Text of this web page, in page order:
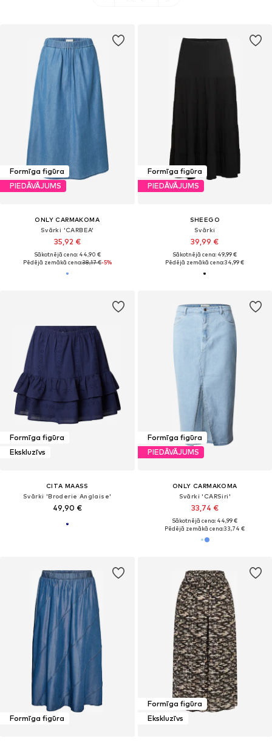
Formīga figūra
PIEDĀVĀJUMS
ONLY CARMAKOMA
Svārki 'CARBEA'
35,92 €
Sākotnējā cena: 44,90 €
Pēdējā zemākā cena:38,17 €-5%
Formīga figūra
PIEDĀVĀJUMS
SHEEGO
Svārki
39,99 €
Sākotnējā cena: 49,99 €
Pēdējā zemākā cena:34,99 €
Formīga figūra
Ekskluzīvs
CITA MAASS
Svārki 'Broderie Anglaise'
49,90 €
Formīga figūra
PIEDĀVĀJUMS
ONLY CARMAKOMA
Svārki 'CARSiri'
33,74 €
Sākotnējā cena: 44,99 €
Pēdējā zemākā cena:33,74 €
Formīga figūra
Formīga figūra
Ekskluzīvs